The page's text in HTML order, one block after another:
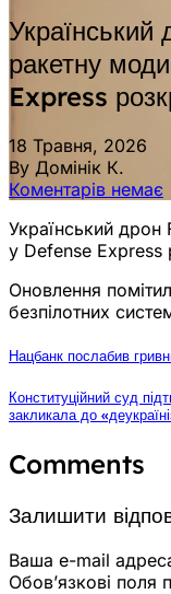
ракетну
Express
18 Травня, 2026
By Домінік К.
Коментарів немає
Український дрон
у Defense Express
Оновлення
безпілотних
Нацбанк послабив
Конституційний суд
закликала до
Comments
Залишити
Ваша e-mail
Обов’язкові поля